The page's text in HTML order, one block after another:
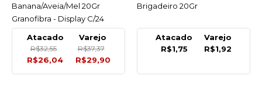
Barra Cereal Granofibra
Banana/Aveia/Mel 20Gr
Granofibra - Display C/24
Atacado
R$32,55
R$26,04
Varejo
R$37,37
R$29,90
Brigadeiro 20Gr
Atacado
R$1,75
Varejo
R$1,92